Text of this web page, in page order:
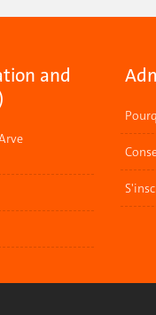
and